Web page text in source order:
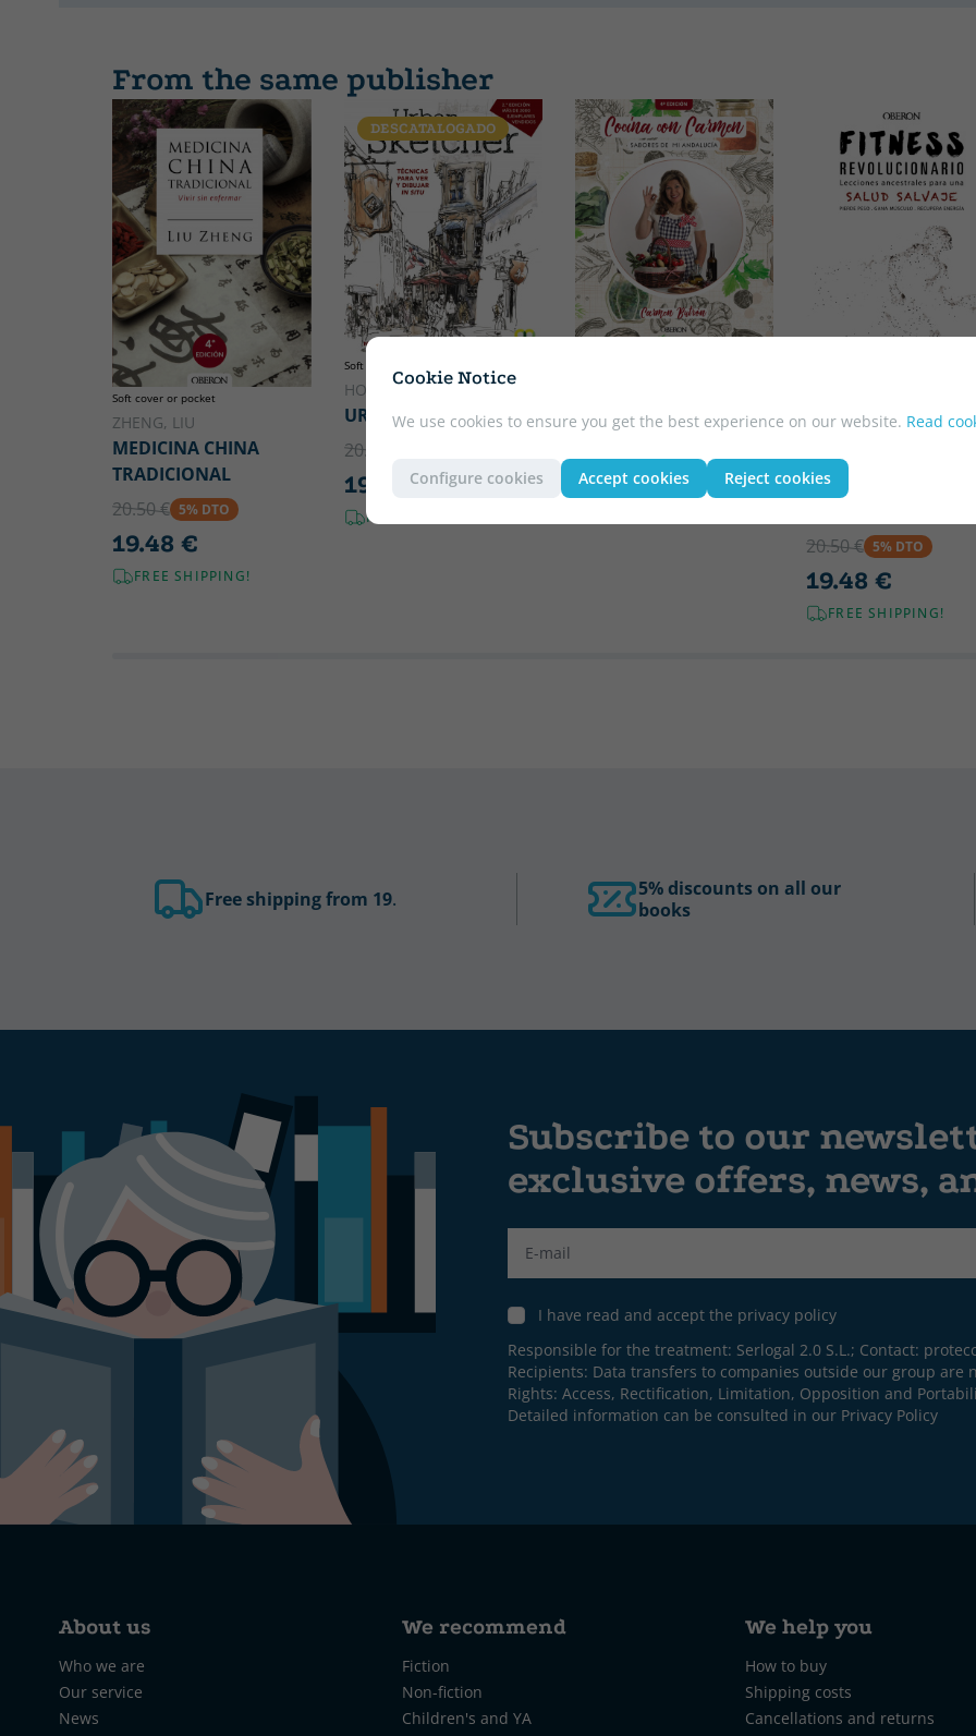
Cookie Notice
We use cookies to ensure you get the best experience on our website. Read
Configure cookies Accept cookies Reject cookies
From the same publisher
Soft cover or pocket
ZHENG, LIU
MEDICINA CHINA
TRADICIONAL
20.50 € 5% DTO
19.48 €
FREE SHIPPING!
DESCATALOGADO
Soft cover or pocket
HOLMES, MARC TARO
URBAN SKETCHER
20.95 €
19.90 €
FREE SHIPPING!
20.50 € 5% DTO
19.48 €
FREE SHIPPING!
VÁZQUEZ GARCÍA,
MARCOS
FITNESS
20.50 € 5% DTO
19.48 €
FREE SHIPPING!
Free shipping from 19.
5% discounts on all our
books
Subscribe to our
exclusive offers, news,
I have read and accept the privacy policy
Responsible for the treatment: Serlogal 2.0 S.L.; Contact:
Recipients: Data transfers to companies outside our group are
Rights: Access, Rectification, Limitation, Opposition and
Detailed information can be consulted in our Privacy Policy
About us
Who we are
Our service
News
We recommend
Fiction
Non-fiction
Children's and YA
We help you
How to buy
Shipping costs
Cancellations and returns